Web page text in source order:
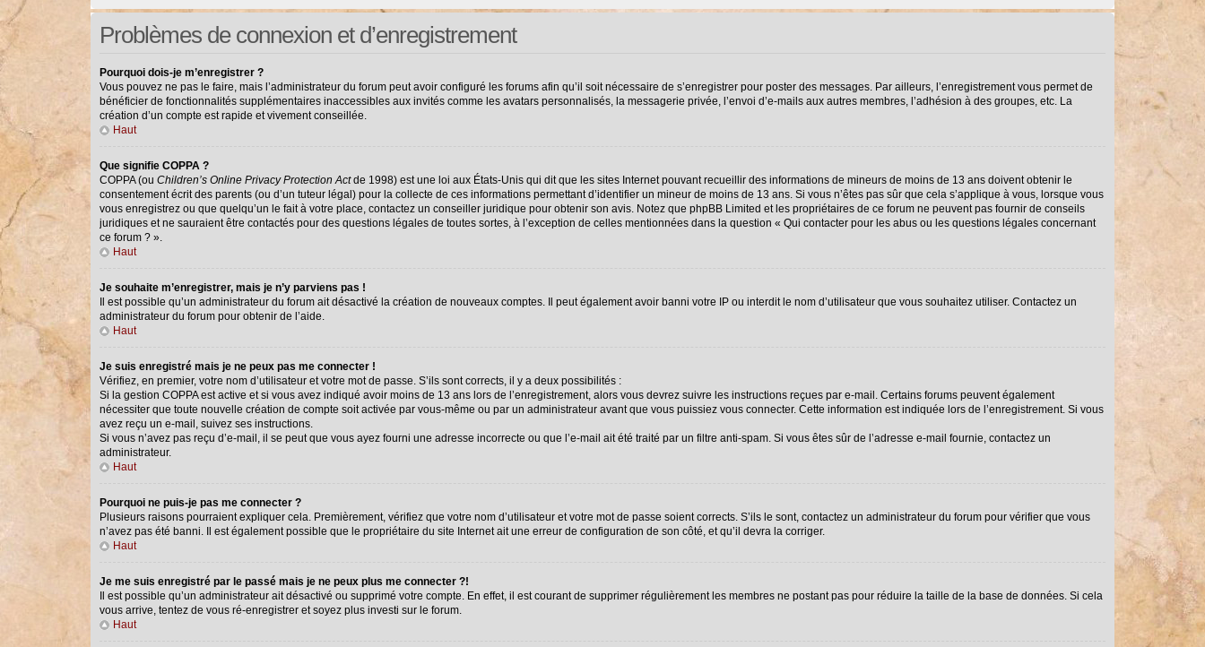
Problèmes de connexion et d’enregistrement
Pourquoi dois-je m’enregistrer ?
Vous pouvez ne pas le faire, mais l’administrateur du forum peut avoir configuré les forums afin qu’il soit nécessaire de s’enregistrer pour poster des messages. Par ailleurs, l’enregistrement vous permet de
bénéficier de fonctionnalités supplémentaires inaccessibles aux invités comme les avatars personnalisés, la messagerie privée, l’envoi d’e-mails aux autres membres, l’adhésion à des groupes, etc. La
création d’un compte est rapide et vivement conseillée.
Haut
Que signifie COPPA ?
COPPA (ou Children’s Online Privacy Protection Actde 1998) est une loi aux États-Unis qui dit que les sites Internet pouvant recueillir des informations de mineurs de moins de 13 ans doivent obtenir le
consentement écrit des parents (ou d’un tuteur légal) pour la collecte de ces informations permettant d’identifier un mineur de moins de 13 ans. Si vous n’êtes pas sûr que cela s’applique à vous, lorsque vous
vous enregistrez ou que quelqu’un le fait à votre place, contactez un conseiller juridique pour obtenir son avis. Notez que phpBB Limited et les propriétaires de ce forum ne peuvent pas fournir de conseils
juridiques et ne sauraient être contactés pour des questions légales de toutes sortes, à l’exception de celles mentionnées dans la question « Qui contacter pour les abus ou les questions légales concernant
ce forum ? ».
Haut
Je souhaite m’enregistrer, mais je n’y parviens pas !
Il est possible qu’un administrateur du forum ait désactivé la création de nouveaux comptes. Il peut également avoir banni votre IP ou interdit le nom d’utilisateur que vous souhaitez utiliser. Contactez un
administrateur du forum pour obtenir de l’aide.
Haut
Je suis enregistré mais je ne peux pas me connecter !
Vérifiez, en premier, votre nom d’utilisateur et votre mot de passe. S’ils sont corrects, il y a deux possibilités :
Si la gestion COPPA est active et si vous avez indiqué avoir moins de 13 ans lors de l’enregistrement, alors vous devrez suivre les instructions reçues par e-mail. Certains forums peuvent également
nécessiter que toute nouvelle création de compte soit activée par vous-même ou par un administrateur avant que vous puissiez vous connecter. Cette information est indiquée lors de l’enregistrement. Si vous
avez reçu un e-mail, suivez ses instructions.
Si vous n’avez pas reçu d’e-mail, il se peut que vous ayez fourni une adresse incorrecte ou que l’e-mail ait été traité par un filtre anti-spam. Si vous êtes sûr de l’adresse e-mail fournie, contactez un
administrateur.
Haut
Pourquoi ne puis-je pas me connecter ?
Plusieurs raisons pourraient expliquer cela. Premièrement, vérifiez que votre nom d’utilisateur et votre mot de passe soient corrects. S’ils le sont, contactez un administrateur du forum pour vérifier que vous
n’avez pas été banni. Il est également possible que le propriétaire du site Internet ait une erreur de configuration de son côté, et qu’il devra la corriger.
Haut
Je me suis enregistré par le passé mais je ne peux plus me connecter ?!
Il est possible qu’un administrateur ait désactivé ou supprimé votre compte. En effet, il est courant de supprimer régulièrement les membres ne postant pas pour réduire la taille de la base de données. Si cela
vous arrive, tentez de vous ré-enregistrer et soyez plus investi sur le forum.
Haut